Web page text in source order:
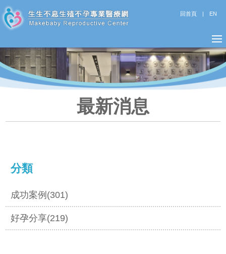
回首頁| EN
最新消息
分類
成功案例(301)
好孕分享(219)